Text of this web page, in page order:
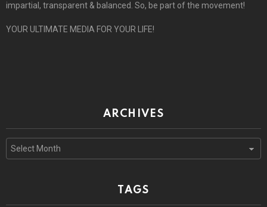
impartial, transparent & balanced. So, be part of the movement!
YOUR ULTIMATE MEDIA FOR YOUR LIFE!
ARCHIVES
TAGS